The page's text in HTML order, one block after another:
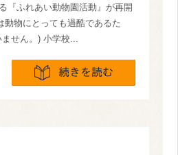
『ふれあい動物園活動』が再開
動物にとっても過酷であるた
せん。) 小学校...